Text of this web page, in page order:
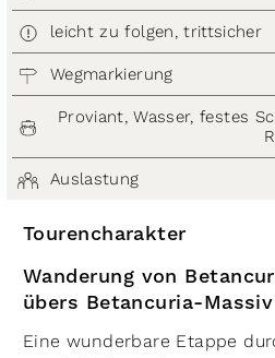
leicht zu folgen, trittsicher
Wegmarkierung
Proviant, Wasser, festes
Auslastung
Tourencharakter
Wanderung von
übers Betancuria-Massiv
Eine wunderbare Etappe